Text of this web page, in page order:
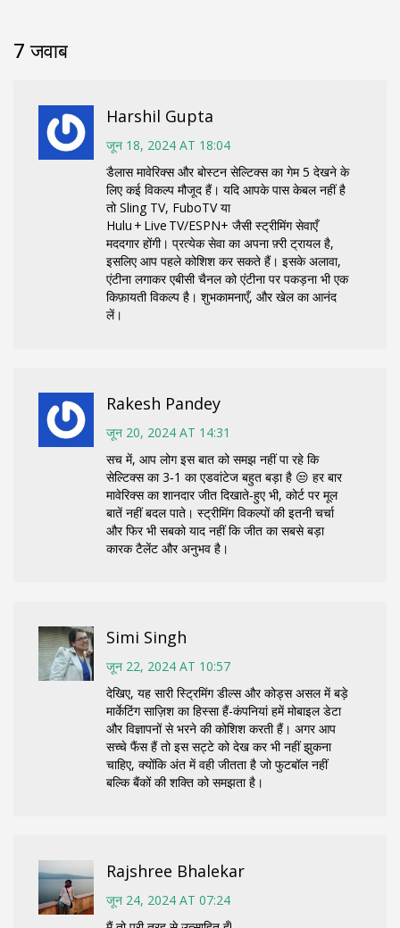
7 जवाब
Harshil Gupta
जून 18, 2024 AT 18:04
डैलास मावेरिक्स और बोस्टन सेल्टिक्स का गेम 5 देखने के
लिए कई विकल्प मौजूद हैं। यदि आपके पास केबल नहीं है
तो Sling TV, FuboTV या
Hulu + Live TV/ESPN+ जैसी स्ट्रीमिंग सेवाएँ
मददगार होंगी। प्रत्येक सेवा का अपना फ़्री ट्रायल है,
इसलिए आप पहले कोशिश कर सकते हैं। इसके अलावा,
एंटीना लगाकर एबीसी चैनल को एंटीना पर पकड़ना भी एक
किफ़ायती विकल्प है। शुभकामनाएँ, और खेल का आनंद
लें।
Rakesh Pandey
जून 20, 2024 AT 14:31
सच में, आप लोग इस बात को समझ नहीं पा रहे कि
सेल्टिक्स का 3‑1 का एडवांटेज बहुत बड़ा है 😒 हर बार
मावेरिक्स का शानदार जीत दिखाते‑हुए भी, कोर्ट पर मूल
बातें नहीं बदल पाते। स्ट्रीमिंग विकल्पों की इतनी चर्चा
और फिर भी सबको याद नहीं कि जीत का सबसे बड़ा
कारक टैलेंट और अनुभव है।
Simi Singh
जून 22, 2024 AT 10:57
देखिए, यह सारी स्ट्रिमिंग डील्स और कोड्स असल में बड़े
मार्केटिंग साज़िश का हिस्सा हैं-कंपनियां हमें मोबाइल डेटा
और विज्ञापनों से भरने की कोशिश करती हैं। अगर आप
सच्चे फैंस हैं तो इस सट्टे को देख कर भी नहीं झुकना
चाहिए, क्योंकि अंत में वही जीतता है जो फुटबॉल नहीं
बल्कि बैंकों की शक्ति को समझता है।
Rajshree Bhalekar
जून 24, 2024 AT 07:24